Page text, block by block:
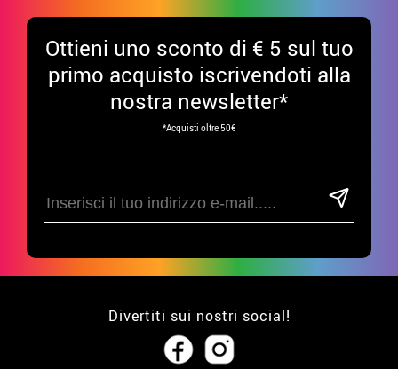
Ottieni uno sconto di € 5 sul tuo
primo acquisto iscrivendoti alla
nostra newsletter*
*Acquisti oltre 50€
Divertiti sui nostri social!